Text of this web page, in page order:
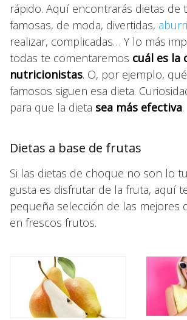
rápido. Aquí encontrarás dietas de
famosas, de moda, divertidas,
realizar, complicadas… Y lo más
todas te comentaremos cuál es la
nutricionistas. O, por ejemplo,
famosos siguen esa dieta.
para que la dieta sea más efectiva.
Dietas a base de frutas
Si las dietas de choque no son lo
gusta es disfrutar de la fruta, aquí
pequeña selección de las mejores
en frescos frutos.